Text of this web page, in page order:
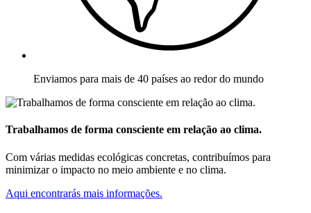
Enviamos para mais de 40 países ao redor do mundo
Trabalhamos de forma consciente em relação ao clima.
Com várias medidas ecológicas concretas, contribuímos para
minimizar o impacto no meio ambiente e no clima.
Aqui encontrarás mais informações.